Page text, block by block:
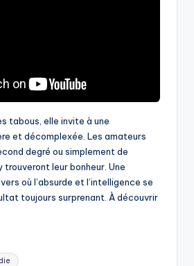
tabous, elle invite à une
et décomplexée. Les amateurs
degré ou simplement de
leur bonheur. Une
où l’absurde et l’intelligence se
toujours surprenant. À découvrir